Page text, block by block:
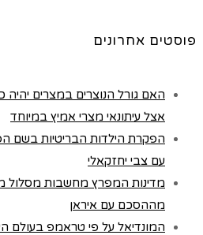
פוסטים אחרונים
האם גורל הנוצרים במצרים יהיה
אצל עיתונאי מצרי אמיץ במיוחד
הפקרת הילדות הבריטיות בשם
עם צבי יחזקאלי
מדינות המפרץ מחשבות מסלול
מההסכם עם איראן
המונדיאל על פי טראמפ בעולם